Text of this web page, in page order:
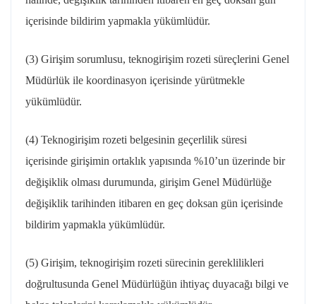
içerisinde bildirim yapmakla yükümlüdür.
(3) Girişim sorumlusu, teknogirişim rozeti süreçlerini Genel
Müdürlük ile koordinasyon içerisinde yürütmekle
yükümlüdür.
(4) Teknogirişim rozeti belgesinin geçerlilik süresi
içerisinde girişimin ortaklık yapısında %10’un üzerinde bir
değişiklik olması durumunda, girişim Genel Müdürlüğe
değişiklik tarihinden itibaren en geç doksan gün içerisinde
bildirim yapmakla yükümlüdür.
(5) Girişim, teknogirişim rozeti sürecinin gereklilikleri
doğrultusunda Genel Müdürlüğün ihtiyaç duyacağı bilgi ve